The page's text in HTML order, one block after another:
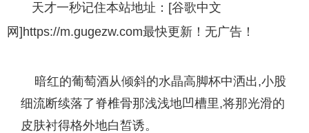
天才一秒记住本站地址：[谷歌中文
网]https://m.gugezw.com最快更新！无广告！
暗红的葡萄酒从倾斜的水晶高脚杯中洒出,小股
细流断续落了脊椎骨那浅浅地凹槽里,将那光滑的
皮肤衬得格外地白皙诱。